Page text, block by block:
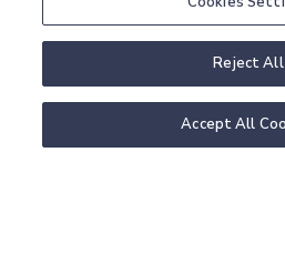
Reject All
Accept All